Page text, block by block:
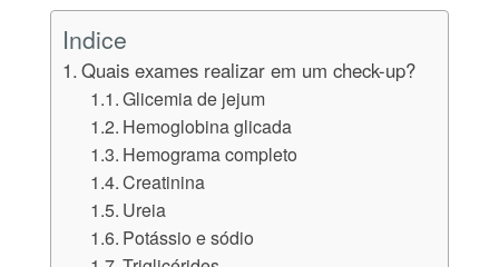
Indice
Quais exames realizar em um check-up?
Glicemia de jejum
Hemoglobina glicada
Hemograma completo
Creatinina
Ureia
Potássio e sódio